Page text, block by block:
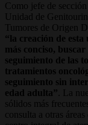
Como jefe de
Unidad de
Tumores de Origen
“la creación de
más conciso,
seguimiento de las
tratamientos
seguimiento sin
edad adulta” . La
sólidos más
consulta a otras